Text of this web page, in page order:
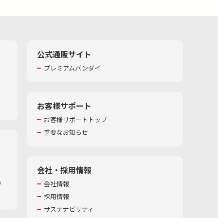
公式通販サイト
プレミアムバンダイ
お客様サポート
お客様サポートトップ
重要なお知らせ
会社・採用情報
会社情報
採用情報
サステナビリティ